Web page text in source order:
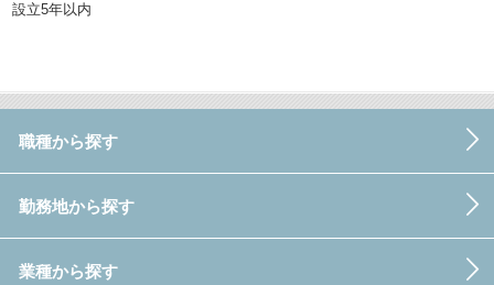
設立5年以内
職種から探す
勤務地から探す
業種から探す